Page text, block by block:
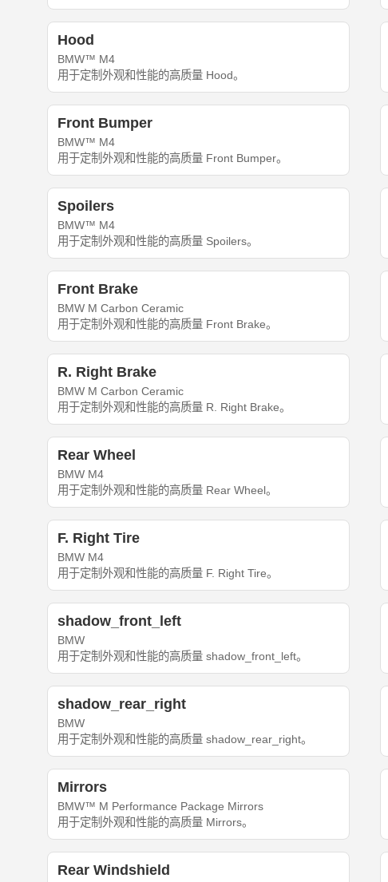
Hood
BMW™ M4
用于定制外观和性能的高质量 Hood。
Front Bumper
BMW™ M4
用于定制外观和性能的高质量 Front Bumper。
Spoilers
BMW™ M4
用于定制外观和性能的高质量 Spoilers。
Front Brake
BMW M Carbon Ceramic
用于定制外观和性能的高质量 Front Brake。
R. Right Brake
BMW M Carbon Ceramic
用于定制外观和性能的高质量 R. Right Brake。
Rear Wheel
BMW M4
用于定制外观和性能的高质量 Rear Wheel。
F. Right Tire
BMW M4
用于定制外观和性能的高质量 F. Right Tire。
shadow_front_left
BMW
用于定制外观和性能的高质量 shadow_front_left。
shadow_rear_right
BMW
用于定制外观和性能的高质量 shadow_rear_right。
Mirrors
BMW™ M Performance Package Mirrors
用于定制外观和性能的高质量 Mirrors。
Rear Windshield